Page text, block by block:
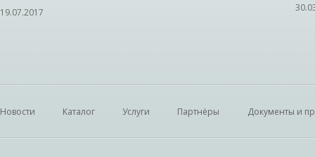
19.07.2017
Новости Каталог Услуги Партнёры Документы и